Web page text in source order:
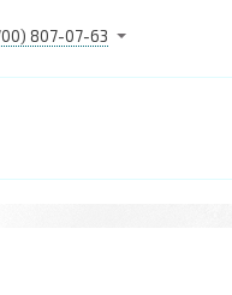
807-07-63